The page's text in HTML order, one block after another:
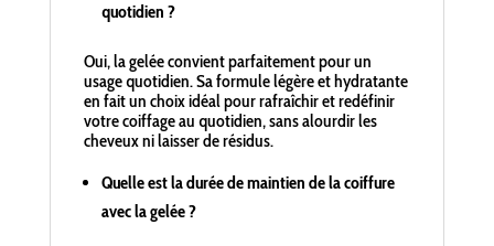
quotidien ?
Oui, la gelée convient parfaitement pour un
usage quotidien. Sa formule légère et hydratante
en fait un choix idéal pour rafraîchir et redéfinir
votre coiffage au quotidien, sans alourdir les
cheveux ni laisser de résidus.
Quelle est la durée de maintien de la coiffure
avec la gelée ?